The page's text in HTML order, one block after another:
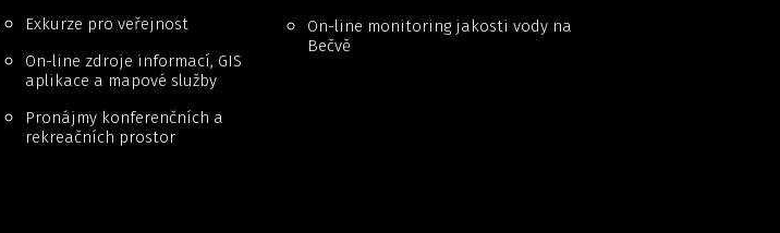
Exkurze pro veřejnost
On-line zdroje informací, GIS
aplikace a mapové služby
Pronájmy konferenčních a
rekreačních prostor
On-line monitoring jakosti vody na
Bečvě